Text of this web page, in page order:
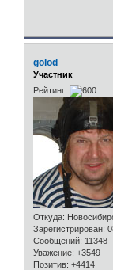
golod
Участник
Рейтинг:
Откуда:
Зарегистрирован:
Сообщений: 11348
Уважение: +3549
Позитив: +4414